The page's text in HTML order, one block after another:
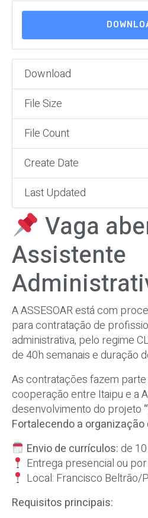
Download
File Size
File Count
Create Date
Last Updated
Vaga
Assistente
A ASSESOAR está com
para contratação de
administrativa, pelo regime
de 40h semanais e duração
As contratações fazem
cooperação entre Itaipu e a
desenvolvimento do projeto
Fortalecendo a organização
Envio de currículos:de
Entrega presencial ou
Local: Francisco Beltrão/
Requisitos principais: